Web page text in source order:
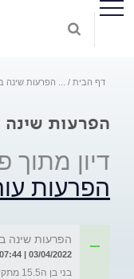
דף הבית הפרעות שינה בן 15.5,קושי
הפרעות שינה בן 15.5,קושי
דיון מתוך
הפרעות
הפרעות שינה בן 15.5,קושי
03/04/2022 | 07:44 | מאת: סימה
בני